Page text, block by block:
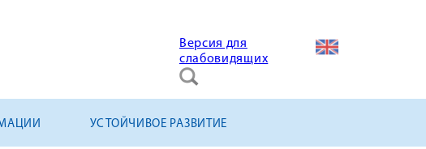
Версия для
слабовидящих
УСТОЙЧИВОЕ РАЗВИТИЕ